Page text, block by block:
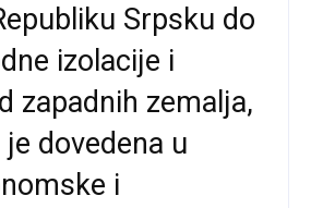
Srpsku do
izolacije i
zapadnih zemalja,
dovedena u
i